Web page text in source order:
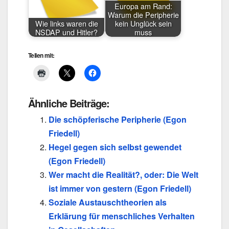
Wie links waren die
NSDAP und Hitler?
Europa am Rand:
Warum die Peripherie
kein Unglück sein
muss
Teilen mit:
Ähnliche Beiträge:
Die schöpferische Peripherie (Egon
Friedell)
Hegel gegen sich selbst gewendet
(Egon Friedell)
Wer macht die Realität?, oder: Die Welt
ist immer von gestern (Egon Friedell)
Soziale Austauschtheorien als
Erklärung für menschliches Verhalten